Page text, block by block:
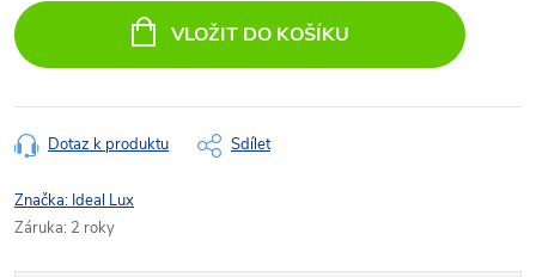
cena:
VLOŽIT DO KOŠÍKU
Dotaz k produktu Sdílet
Značka: Ideal Lux
Záruka: 2 roky